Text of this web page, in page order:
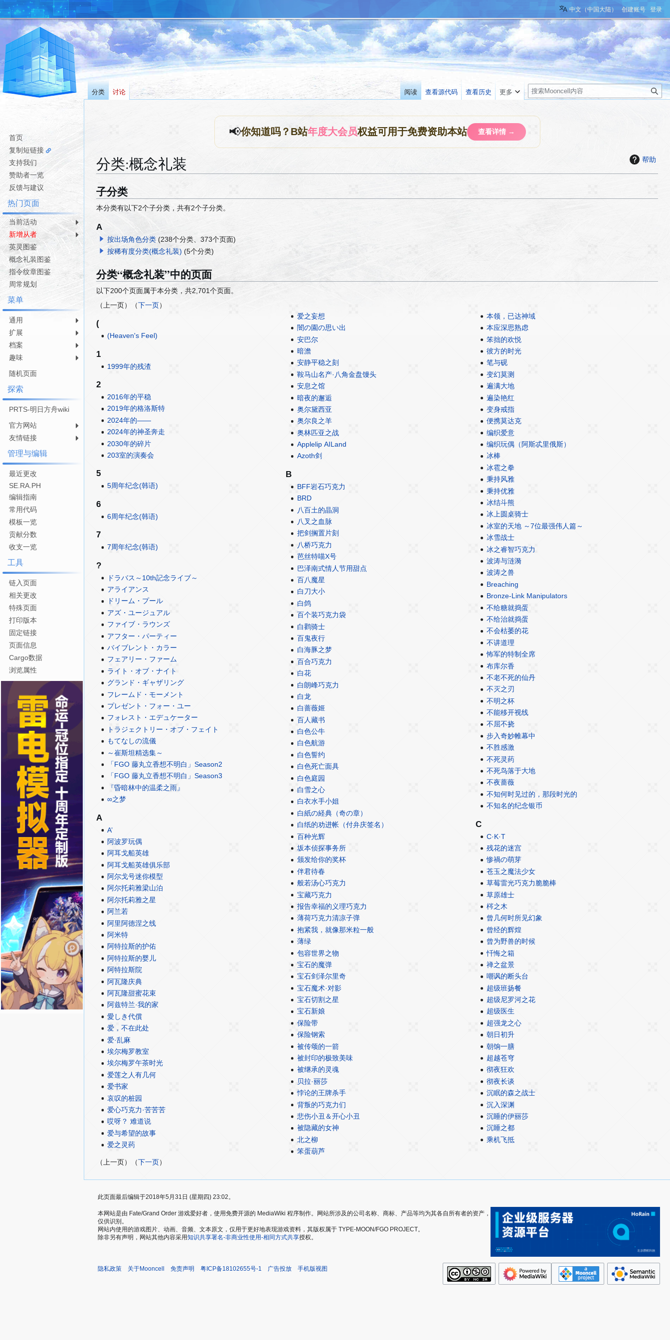
📢你知道吗？B站年度大会员权益可用于免费资助本站 查看详情 →
帮助
分类:概念礼装
跳
转
到
导
跳
转
到
搜
子分类
本分类有以下2个子分类，共有2个子分类。
A
按出场角色分类 (238个分类、​373个页面)
按稀有度分类(概念礼装) (5个分类)
分类“概念礼装”中的页面
以下200个页面属于本分类，共2,701个页面。
（上一页）（下一页）
(
(Heaven's Feel)
1
1999年的残渣
2
2016年的平稳
2019年的格洛斯特
2024年的——
2024年的神圣奔走
2030年的碎片
203室的演奏会
5
5周年纪念(韩语)
6
6周年纪念(韩语)
7
7周年纪念(韩语)
?
ドラバス～10th記念ライブ～
アライアンス
ドリーム・プール
アズ・ユージュアル
ファイブ・ラウンズ
アフター・パーティー
バイブレント・カラー
フェアリー・ファーム
ライト・オブ・ナイト
グランド・ギャザリング
フレームド・モーメント
プレゼント・フォー・ユー
フォレスト・エデュケーター
トラジェクトリー・オブ・フェイト
もてなしの流儀
～崔斯坦精选集～
「FGO 藤丸立香想不明白」Season2
「FGO 藤丸立香想不明白」Season3
『昏暗林中的温柔之雨』
∞之梦
A
A’
阿波罗玩偶
阿耳戈船英雄
阿耳戈船英雄俱乐部
阿尔戈号迷你模型
阿尔托莉雅梁山泊
阿尔托莉雅之星
阿兰若
阿里阿德涅之线
阿米特
阿特拉斯的护佑
阿特拉斯的婴儿
阿特拉斯院
阿瓦隆庆典
阿瓦隆甜蜜花束
阿兹特兰·我的家
愛しき代償
爱，不在此处
爱·乱麻
埃尔梅罗教室
埃尔梅罗午茶时光
爱莲之人有几何
爱书家
哀叹的桩园
爱心巧克力·苦苦苦
哎呀？ 难道说
爱与希望的故事
爱之灵药
爱之妄想
闇の園の思い出
安巴尔
暗澹
安静平稳之刻
鞍马山名产·八角金盘馒头
安息之馆
暗夜的邂逅
奥尔黛西亚
奥尔良之羊
奥林匹亚之战
Applelip AILand
Azoth剑
B
BFF岩石巧克力
BRD
八百土的晶洞
八叉之血脉
把剑搁置片刻
八桥巧克力
芭丝特喵X号
巴泽南式情人节用甜点
百八魔星
白刀大小
白鸽
百个装巧克力袋
白鹳骑士
百鬼夜行
白海豚之梦
百合巧克力
白花
白朗峰巧克力
白龙
白蔷薇姬
百人藏书
白色公牛
白色航游
白色誓约
白色死亡面具
白色庭园
白雪之心
白衣水手小姐
白紙の経典（奇の章）
白纸的劝进帐（付弁庆签名）
百种光辉
坂本侦探事务所
颁发给你的奖杯
伴君待春
般若汤心巧克力
宝藏巧克力
报告幸福的义理巧克力
薄荷巧克力清凉子弹
抱紧我，就像那米粒一般
薄绿
包容世界之物
宝石的魔弹
宝石剑泽尔里奇
宝石魔术·对影
宝石切割之星
宝石新娘
保险带
保险钢索
被传颂的一箭
被封印的极致美味
被继承的灵魂
贝拉·丽莎
悖论的王牌杀手
背叛的巧克力们
悲伤小丑＆开心小丑
被隐藏的女神
北之柳
笨蛋葫芦
本领，已达神域
本应深思熟虑
笨拙的欢悦
彼方的时光
笔与砚
变幻莫测
遍满大地
遍染艳红
变身戒指
便携莫达克
编织爱意
编织玩偶（阿斯忒里俄斯）
冰棒
冰雹之拳
秉持风雅
秉持优雅
冰结斗熊
冰上圆桌骑士
冰室的天地 ～7位最强伟人篇～
冰雪战士
冰之睿智巧克力
波涛与涟漪
波涛之兽
Breaching
Bronze-Link Manipulators
不给糖就捣蛋
不给治就捣蛋
不会枯萎的花
不讲道理
怖军的特制全席
布库尔香
不老不死的仙丹
不灭之刃
不明之杯
不能移开视线
不屈不挠
步入奇妙帷幕中
不胜感激
不死灵药
不死鸟落于大地
不夜蔷薇
不知何时见过的，那段时光的
不知名的纪念银币
C
C·K·T
残花的迷宫
惨禍の萌芽
苍玉之魔法少女
草莓雷光巧克力脆脆棒
草原雄士
梣之木
曾几何时所见幻象
曾经的辉煌
曾为野兽的时候
忏悔之箱
禅之盆景
嘲讽的断头台
超级班扬餐
超级尼罗河之花
超级医生
超强龙之心
朝日初升
朝饷一膳
超越苍穹
彻夜狂欢
彻夜长谈
沉眠的森之战士
沉入深渊
沉睡的伊丽莎
沉睡之都
乘机飞抵
（上一页）（下一页）
中文（中国大陆） 创建账号 登录
分类 讨论 阅读 查看源代码 查看历史 更多
搜
索
首页
复制短链接
支持我们
赞助者一览
反馈与建议
热门页面
当前活动
新增从者
英灵图鉴
概念礼装图鉴
指令纹章图鉴
周常规划
菜单
通用
扩展
档案
趣味
随机页面
探索
PRTS-明日方舟wiki
官方网站
友情链接
管理与编辑
最近更改
SE.RA.PH
编辑指南
常用代码
模板一览
贡献分数
收支一览
工具
链入页面
相关更改
特殊页面
打印版本
固定链接
页面信息
Cargo数据
浏览属性
此页面最后编辑于2018年5月31日 (星期四) 23:02。
本网站是由 Fate/Grand Order 游戏爱好者，使用免费开源的 MediaWiki 程序制作。网站所涉及的公司名称、商标、产品等均为其各自所有者的资产，
仅供识别。
网站内使用的游戏图片、动画、音频、文本原文，仅用于更好地表现游戏资料，其版权属于 TYPE-MOON/FGO PROJECT。
除非另有声明，网站其他内容采用知识共享署名-非商业性使用-相同方式共享授权。
隐私政策 关于Mooncell 免责声明 粤ICP备18102655号-1 广告投放 手机版视图